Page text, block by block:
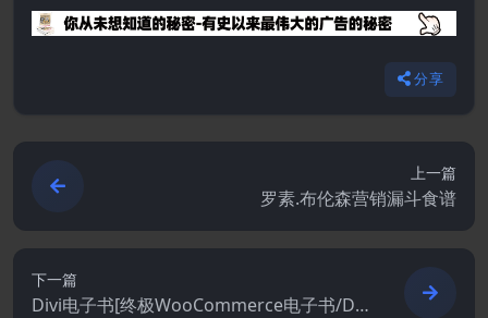
分享
上一篇
罗素.布伦森营销漏斗食谱
下一篇
Divi电子书[终极WooCommerce电子书/Div